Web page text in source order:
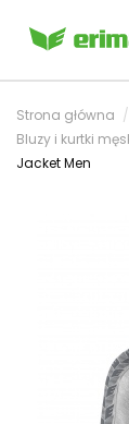
Strona główna
Bluzy i kurtki
Jacket Men